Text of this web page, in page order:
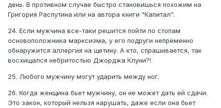
день. В противном случае быстро становишься похожим на
Григория Распутина или на автора книги "Капитал".
24. Если мужчина все-таки решится пойти по стопам
основоположника марксизма, у его подруги непременно
обнаружится аллергия на щетину. А кто, спрашивается, так
восхищался небритостью Джорджа Клуни?!
25. Любого мужчину могут ударить между ног.
26. Когда женщина бьет мужчину, он не может дать ей сдачи.
Это закон, который нельзя нарушать, даже если она бьет